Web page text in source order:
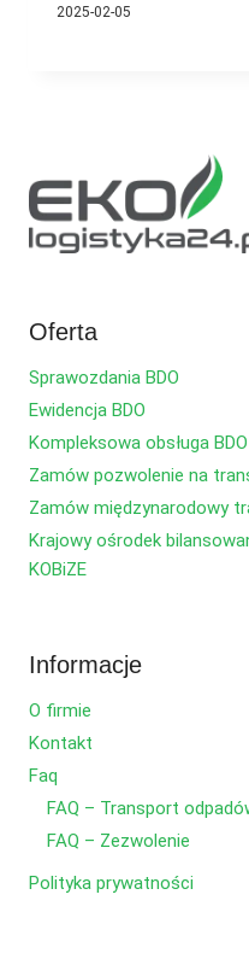
2025-02-05
Oferta
Sprawozdania BDO
Ewidencja BDO
Kompleksowa obsługa BDO
Zamów pozwolenie na
Zamów międzynarodowy
Krajowy ośrodek
KOBiZE
Informacje
O firmie
Kontakt
Faq
FAQ – Transport
FAQ – Zezwolenie
Polityka prywatności